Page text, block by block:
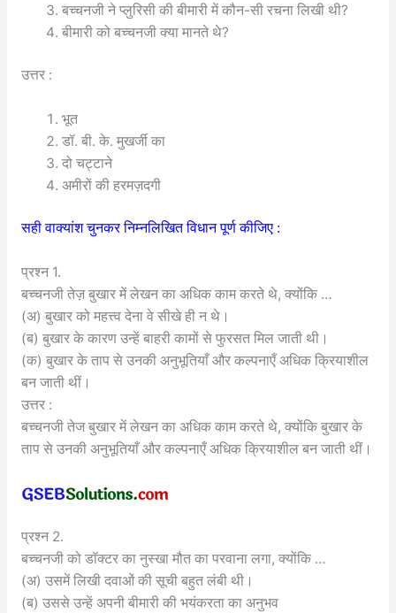
बच्चनजी ने प्लुरिसी की बीमारी में कौन-सी रचना लिखी थी?
बीमारी को बच्चनजी क्या मानते थे?
उत्तर :
भूत
डॉ. बी. के. मुखर्जी का
दो चट्टाने
अमीरों की हरमज़दगी
सही वाक्यांश चुनकर निम्नलिखित विधान पूर्ण कीजिए :
प्रश्न 1.
बच्चनजी तेज़ बुखार में लेखन का अधिक काम करते थे, क्योंकि …
(अ) बुखार को महत्त्व देना वे सीखे ही न थे।
(ब) बुखार के कारण उन्हें बाहरी कामों से फुरसत मिल जाती थी।
(क) बुखार के ताप से उनकी अनुभूतियाँ और कल्पनाएँ अधिक क्रियाशील
बन जाती थीं।
उत्तर :
बच्चनजी तेज बुखार में लेखन का अधिक काम करते थे, क्योंकि बुखार के
ताप से उनकी अनुभूतियाँ और कल्पनाएँ अधिक क्रियाशील बन जाती थीं।
प्रश्न 2.
बच्चनजी को डॉक्टर का नुस्खा मौत का परवाना लगा, क्योंकि …
(अ) उसमें लिखी दवाओं की सूची बहुत लंबी थी।
(ब) उससे उन्हें अपनी बीमारी की भयंकरता का अनुभव